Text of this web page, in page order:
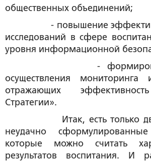
общественных объединений;
- повышение
исследований в сфере
уровня информационной
- формирование
осуществления мониторинга
отражающих
Стратегии».
Итак, есть только два
неудачно
которые можно считать
результатов воспитания. И